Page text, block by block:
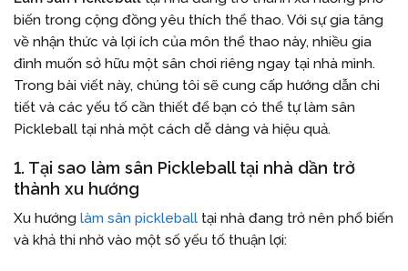
biến trong cộng đồng yêu thích thể thao. Với sự gia tăng
về nhận thức và lợi ích của môn thể thao này, nhiều gia
đình muốn sở hữu một sân chơi riêng ngay tại nhà mình.
Trong bài viết này, chúng tôi sẽ cung cấp hướng dẫn chi
tiết và các yếu tố cần thiết để bạn có thể tự làm sân
Pickleball tại nhà một cách dễ dàng và hiệu quả.
1. Tại sao làm sân Pickleball tại nhà dần trở
thành xu hướng
Xu hướng làm sân pickleball tại nhà đang trở nên phổ biến
và khả thi nhờ vào một số yếu tố thuận lợi: